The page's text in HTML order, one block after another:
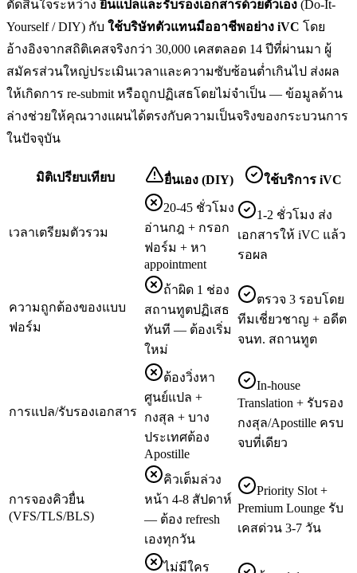
ตัดสินใจระหว่าง ยื่นแปลและรับรองเอกสารด้วยตัวเอง (Do-It-
Yourself / DIY) กับ ใช้บริษัทตัวแทนมืออาชีพอย่าง iVC โดย
อ้างอิงจากสถิติเคสจริงกว่า 30,000 เคสตลอด 14 ปีที่ผ่านมา ผู้
สมัครส่วนใหญ่ประเมินเวลาและความซับซ้อนต่ำเกินไป ส่งผล
ให้เกิดการ re-submit หรือถูกปฏิเสธโดยไม่จำเป็น — ข้อมูลด้าน
ล่างช่วยให้คุณวางแผนได้ตรงกับความเป็นจริงของกระบวนการ
ในปัจจุบัน
มิติเปรียบเทียบ ยื่นเอง (DIY) ใช้บริการ iVC
เวลาเตรียมตัวรวม
20-45 ชั่วโมง
อ่านกฎ + กรอก
ฟอร์ม + หา
appointment
1-2 ชั่วโมง ส่ง
เอกสารให้ iVC แล้ว
รอผล
ความถูกต้องของแบบ
ฟอร์ม
ถ้าผิด 1 ช่อง
สถานทูตปฏิเสธ
ทันที — ต้องเริ่ม
ใหม่
ตรวจ 3 รอบโดย
ทีมเชี่ยวชาญ + อดีต
จนท. สถานทูต
การแปล/รับรองเอกสาร
ต้องวิ่งหา
ศูนย์แปล +
กงสุล + บาง
ประเทศต้อง
Apostille
In-house
Translation + รับรอง
กงสุล/Apostille ครบ
จบที่เดียว
การจองคิวยื่น
(VFS/TLS/BLS)
คิวเต็มล่วง
หน้า 4-8 สัปดาห์
— ต้อง refresh
เองทุกวัน
Priority Slot +
Premium Lounge รับ
เคสด่วน 3-7 วัน
ไม่มีใคร